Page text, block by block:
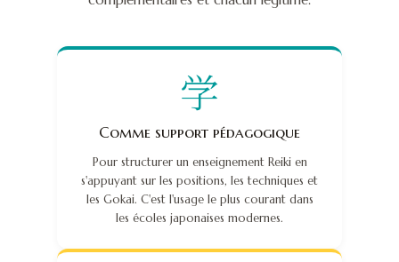
学
Comme support pédagogique
Pour structurer un enseignement Reiki en
s'appuyant sur les positions, les techniques et
les Gokai. C'est l'usage le plus courant dans
les écoles japonaises modernes.